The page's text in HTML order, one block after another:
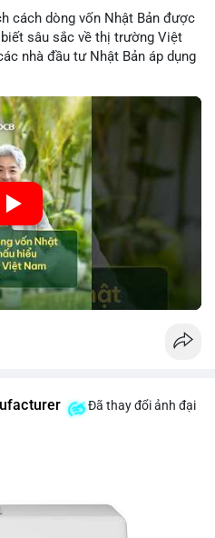
cách dòng vốn Nhật Bản được
sâu sắc về thị trường Việt
nhà đầu tư Nhật Bản áp dụng
đến việc giao dịch tài chính.
tăng trưởng cho Việt Nam mà
crypto địa phương khi các
cơ hội đa dạng. Các yếu tố
xu hướng đầu tư ESG, và
trực tiếp đến lưu lượng vốn
nhấn mạnh vai trò của thông
giảm rủi ro khi kết nối các
Đã thay đổi ảnh đại